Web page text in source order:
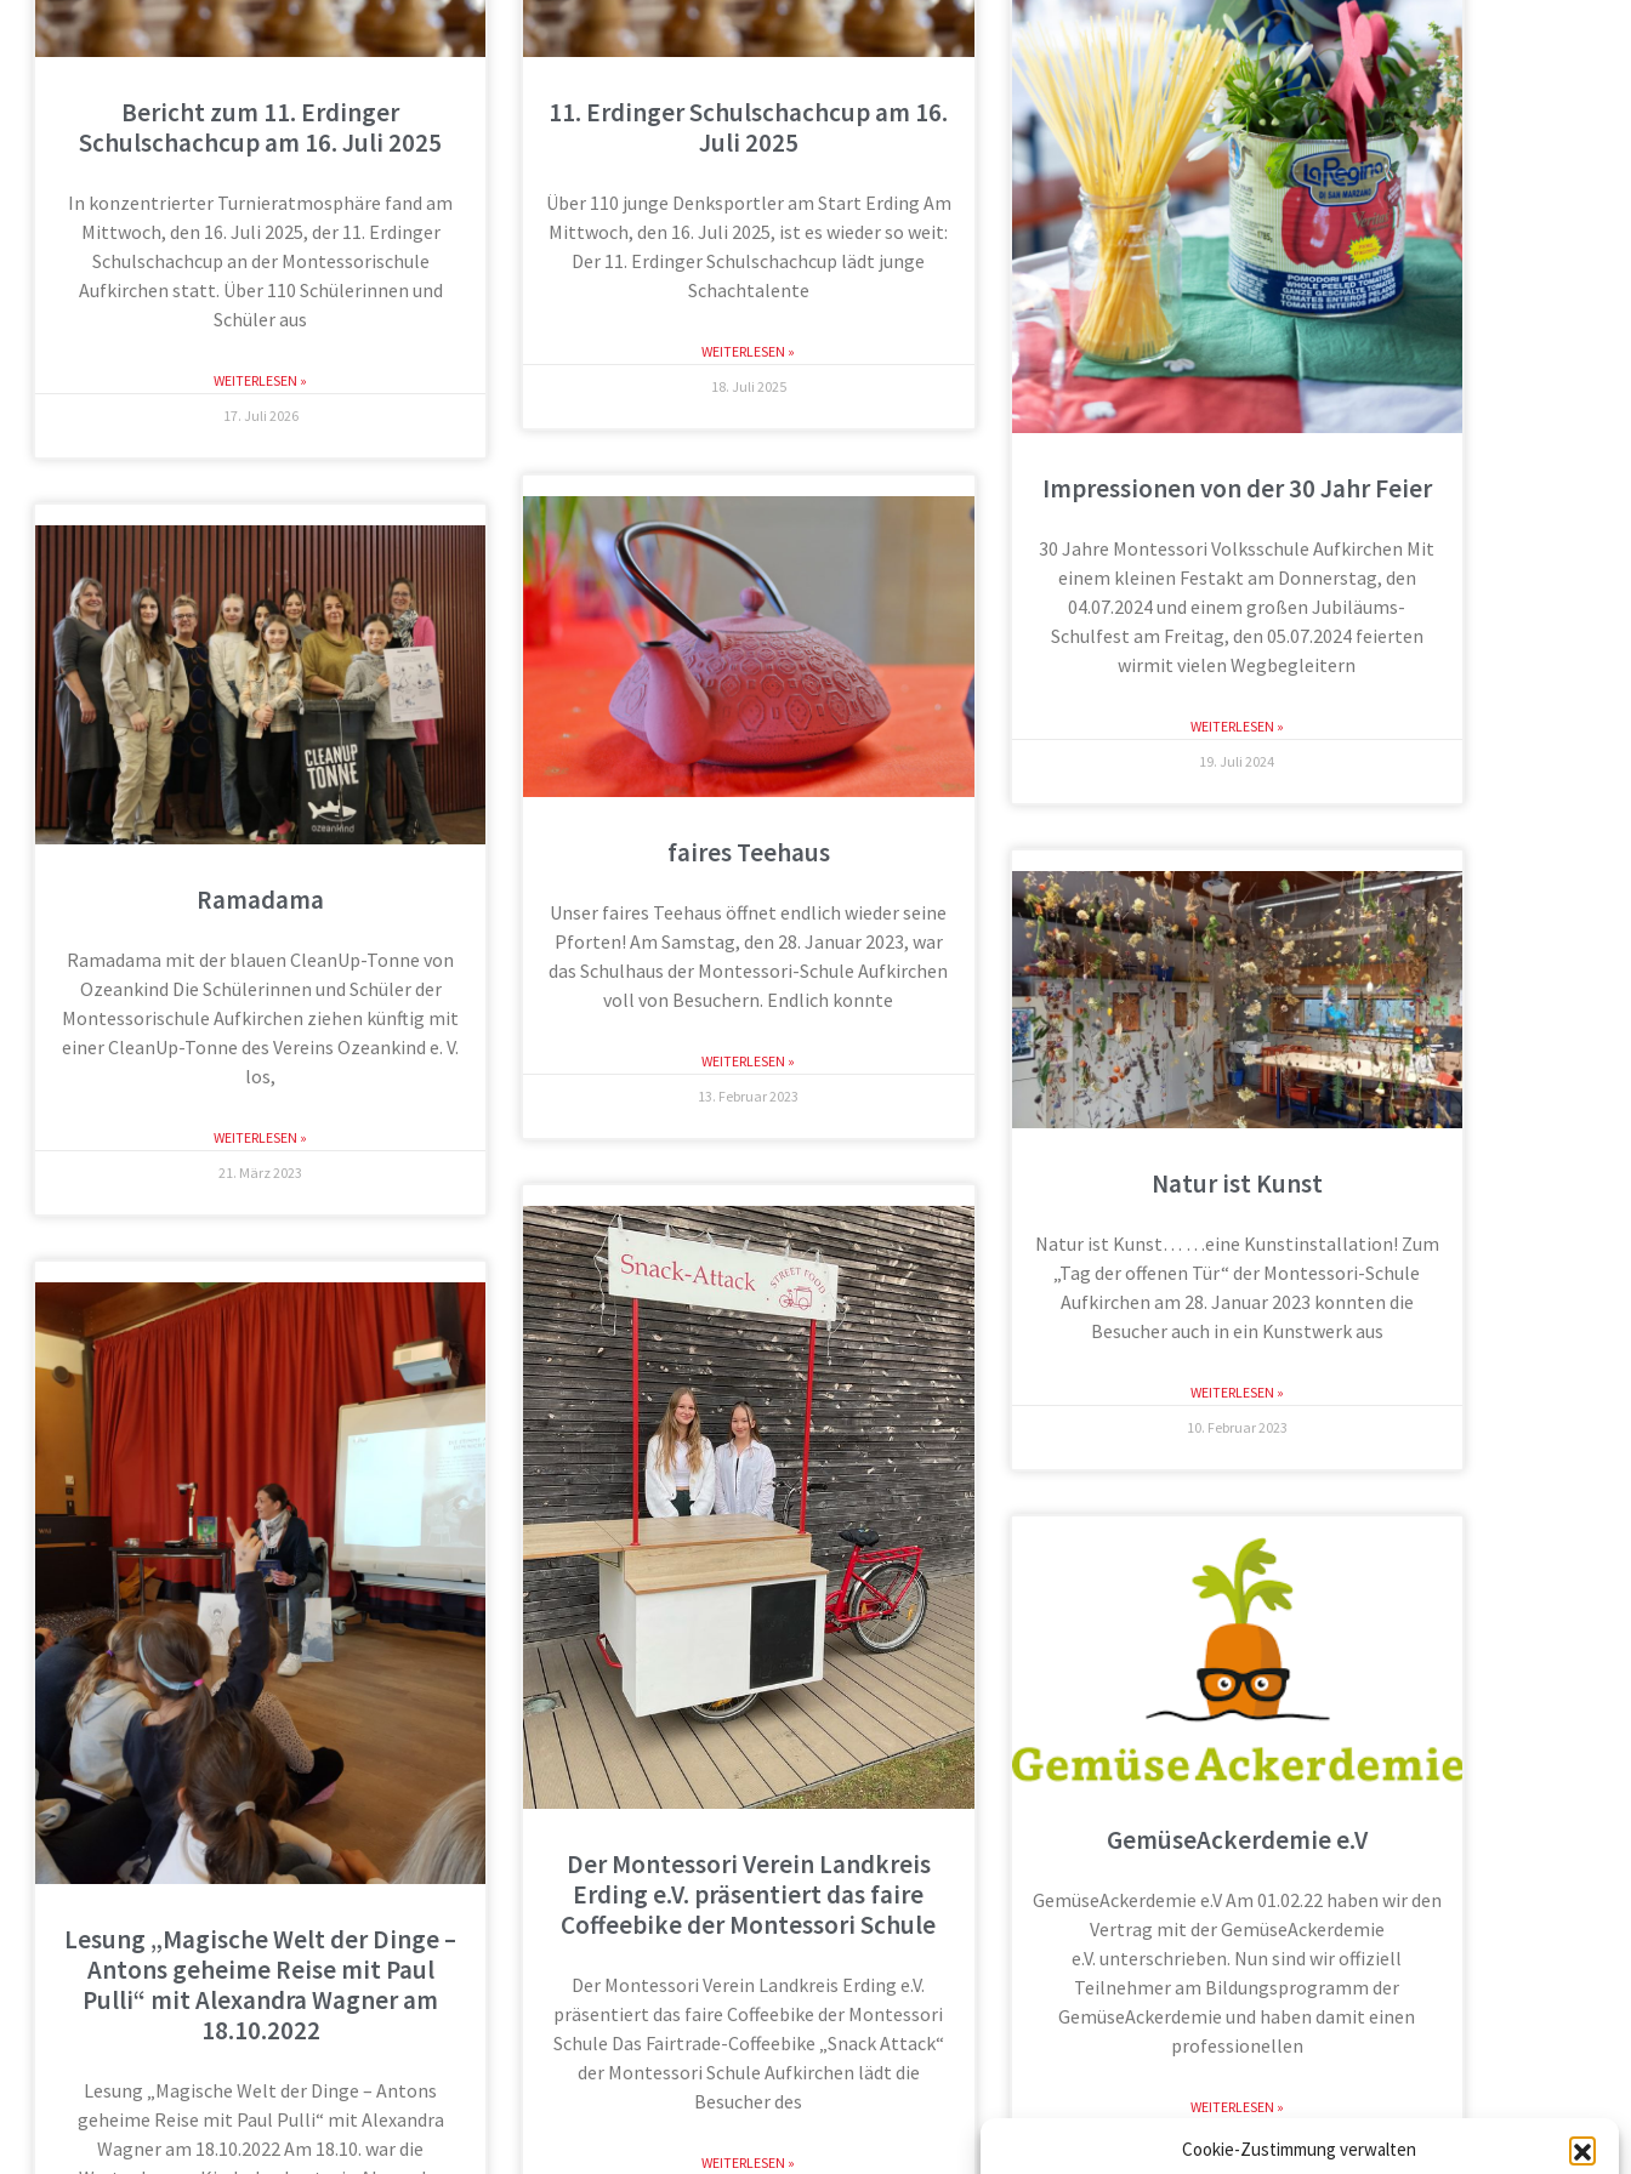
Cookie-Zustimmung verwalten
Bericht zum 11. Erdinger
Schulschachcup am 16. Juli 2025
In konzentrierter Turnieratmosphäre fand am
Mittwoch, den 16. Juli 2025, der 11. Erdinger
Schulschachcup an der Montessorischule
Aufkirchen statt. Über 110 Schülerinnen und
Schüler aus
WEITERLESEN »
17. Juli 2026
11. Erdinger Schulschachcup am 16.
Juli 2025
Über 110 junge Denksportler am Start Erding Am
Mittwoch, den 16. Juli 2025, ist es wieder so weit:
Der 11. Erdinger Schulschachcup lädt junge
Schachtalente
WEITERLESEN »
18. Juli 2025
Impressionen von der 30 Jahr Feier
30 Jahre Montessori Volksschule Aufkirchen Mit
einem kleinen Festakt am Donnerstag, den
04.07.2024 und einem großen Jubiläums-
Schulfest am Freitag, den 05.07.2024 feierten
wirmit vielen Wegbegleitern
WEITERLESEN »
19. Juli 2024
Ramadama
Ramadama mit der blauen CleanUp-Tonne von
Ozeankind Die Schülerinnen und Schüler der
Montessorischule Aufkirchen ziehen künftig mit
einer CleanUp-Tonne des Vereins Ozeankind e. V.
los,
WEITERLESEN »
21. März 2023
faires Teehaus
Unser faires Teehaus öffnet endlich wieder seine
Pforten! Am Samstag, den 28. Januar 2023, war
das Schulhaus der Montessori-Schule Aufkirchen
voll von Besuchern. Endlich konnte
WEITERLESEN »
13. Februar 2023
Natur ist Kunst
Natur ist Kunst… …eine Kunstinstallation! Zum
„Tag der offenen Tür“ der Montessori-Schule
Aufkirchen am 28. Januar 2023 konnten die
Besucher auch in ein Kunstwerk aus
WEITERLESEN »
10. Februar 2023
Lesung „Magische Welt der Dinge –
Antons geheime Reise mit Paul
Pulli“ mit Alexandra Wagner am
18.10.2022
Lesung „Magische Welt der Dinge – Antons
geheime Reise mit Paul Pulli“ mit Alexandra
Wagner am 18.10.2022 Am 18.10. war die
Der Montessori Verein Landkreis
Erding e.V. präsentiert das faire
Coffeebike der Montessori Schule
Der Montessori Verein Landkreis Erding e.V.
präsentiert das faire Coffeebike der Montessori
Schule Das Fairtrade-Coffeebike „Snack Attack“
der Montessori Schule Aufkirchen lädt die
Besucher des
WEITERLESEN »
GemüseAckerdemie e.V
GemüseAckerdemie e.V Am 01.02.22 haben wir den
Vertrag mit der GemüseAckerdemie
e.V. unterschrieben. Nun sind wir offiziell
Teilnehmer am Bildungsprogramm der
GemüseAckerdemie und haben damit einen
professionellen
WEITERLESEN »
20. Februar 2022